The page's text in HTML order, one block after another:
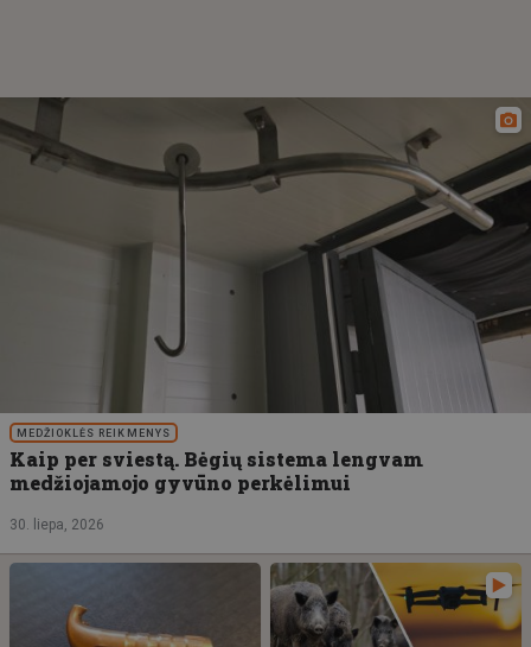
MEDŽIOKLĖS REIKMENYS
Kaip per sviestą. Bėgių sistema lengvam
medžiojamojo gyvūno perkėlimui
30. liepa, 2026